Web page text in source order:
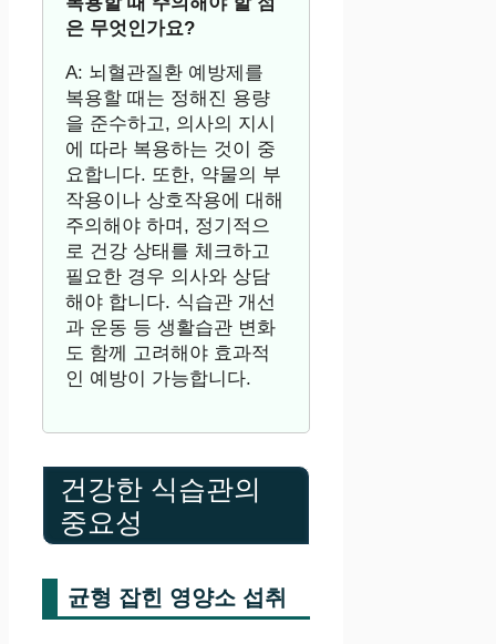
은 무엇인가요?
A: 뇌혈관질환 예방제를
복용할 때는 정해진 용량
을 준수하고, 의사의 지시
에 따라 복용하는 것이 중
요합니다. 또한, 약물의 부
작용이나 상호작용에 대해
주의해야 하며, 정기적으
로 건강 상태를 체크하고
필요한 경우 의사와 상담
해야 합니다. 식습관 개선
과 운동 등 생활습관 변화
도 함께 고려해야 효과적
인 예방이 가능합니다.
건강한 식습관의
중요성
균형 잡힌 영양소 섭취